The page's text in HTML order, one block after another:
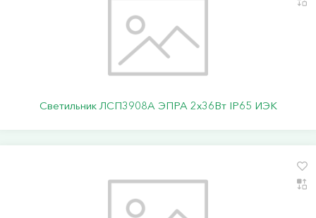
Светильник ЛСП3908A ЭПРА 2х36Вт IP65 ИЭК